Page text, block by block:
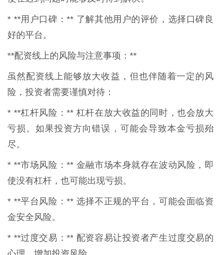
* **用户口碑：** 了解其他用户的评价，选择口碑良
好的平台。
**配资线上的风险与注意事项：**
虽然配资线上能够放大收益，但也伴随着一定的风
险，投资者需要谨慎对待：
* **杠杆风险：** 杠杆在放大收益的同时，也会放大
亏损。如果投资方向错误，可能会导致本金亏损殆
尽。
* **市场风险：** 金融市场本身就存在波动风险，即
使没有杠杆，也可能出现亏损。
* **平台风险：** 选择不正规的平台，可能会面临资
金安全风险。
* **过度交易：** 配资容易让投资者产生过度交易的